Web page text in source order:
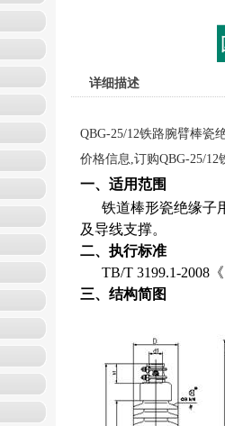
详细描述
QBG-25/12铁路腕臂棒瓷
价格信息,订购QBG-25/
一、适用范围
铁道棒形瓷绝缘子
及导线支撑。
二、执行标准
TB/T 3199.1-2008
三、结构简图